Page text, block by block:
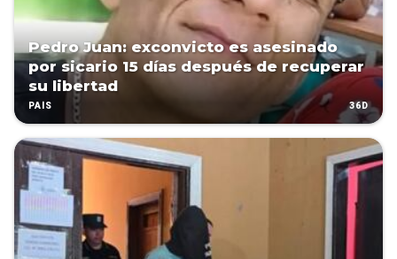
Pedro Juan: exconvicto es asesinado
por sicario 15 días después de recuperar
su libertad
PAÍS 36D